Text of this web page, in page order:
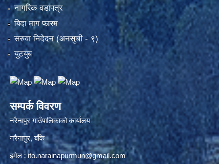
नागरिक वडापत्र
बिदा माग फारम
सरुवा निदेदन (अनसुची - ९)
युटयुब
सम्पर्क विवरण
नरैनापुर गाउँपालिकाको कार्यालय
नरैनापुर, बाँके
इमेल :ito.narainapurmun@gmail.com